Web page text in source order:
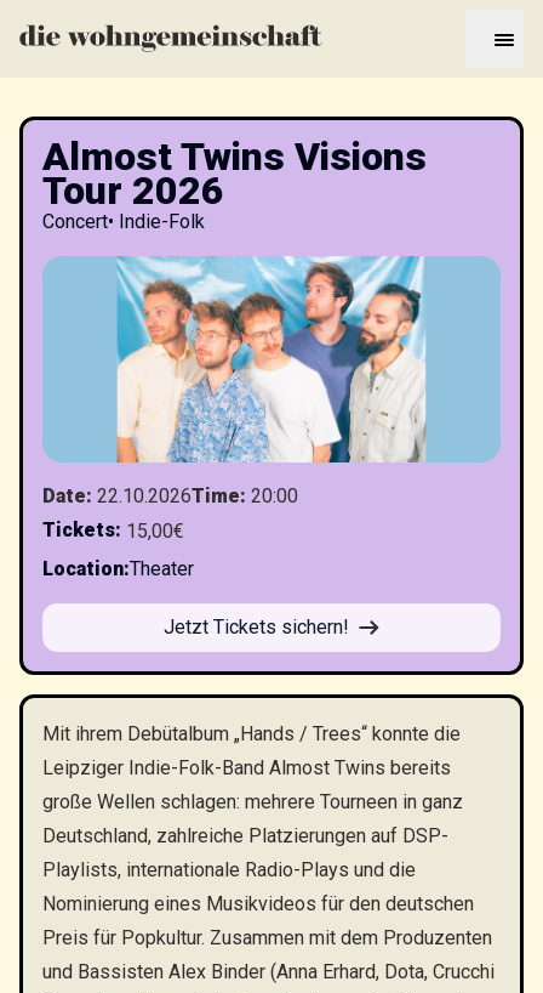
Almost Twins Visions
Tour 2026
Concert• Indie-Folk
Date: 22.10.2026Time: 20:00
Tickets: 15,00€
Location:Theater
Jetzt Tickets sichern!
Mit ihrem Debütalbum „Hands / Trees“ konnte die
Leipziger Indie-Folk-Band Almost Twins bereits
große Wellen schlagen: mehrere Tourneen in ganz
Deutschland, zahlreiche Platzierungen auf DSP-
Playlists, internationale Radio-Plays und die
Nominierung eines Musikvideos für den deutschen
Preis für Popkultur. Zusammen mit dem Produzenten
und Bassisten Alex Binder (Anna Erhard, Dota, Crucchi